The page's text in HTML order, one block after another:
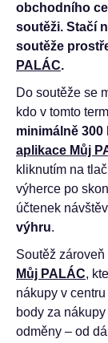
obchodního
soutěži. Stačí
soutěže
PALÁC.
Do soutěže se
kdo v tomto
minimálně 300
aplikace Můj
kliknutím na
výherce po
účtenek
výhru.
Soutěž
Můj PALÁC,
nákupy v
body za
odměny – od